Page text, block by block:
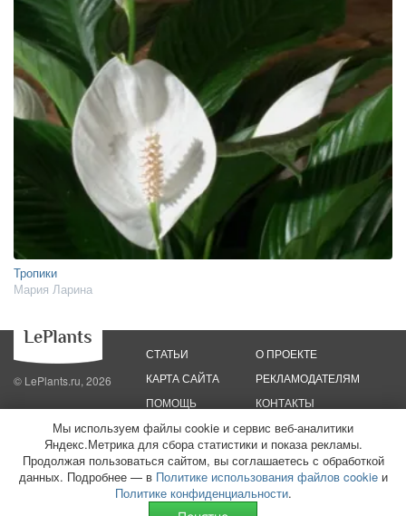
Тропики
Мария Ларина
© LePlants.ru, 2026
СТАТЬИ
КАРТА САЙТА
ПОМОЩЬ
О ПРОЕКТЕ
РЕКЛАМОДАТЕЛЯМ
КОНТАКТЫ
Политика конфиденциальности
Политика использования файлов cookie
Пользовательское соглашение
Редакционные стандарты
ООО «Трафик»
ИНН 7813175200 ОГРН 1027806866724
Монетизация
Мы используем файлы cookie и сервис веб-аналитики
Яндекс.Метрика для сбора статистики и показа рекламы.
Продолжая пользоваться сайтом, вы соглашаетесь с обработкой
данных. Подробнее — в Политике использования файлов cookieи
Политике конфиденциальности.